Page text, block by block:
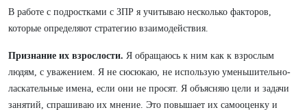
В работе с подростками с ЗПР я учитываю несколько факторов,
которые определяют стратегию взаимодействия.
Признание их взрослости. Я обращаюсь к ним как к взрослым
людям, с уважением. Я не сюсюкаю, не использую уменьшительно-
ласкательные имена, если они не просят. Я объясняю цели и задачи
занятий, спрашиваю их мнение. Это повышает их самооценку и